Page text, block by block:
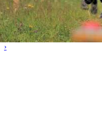
›